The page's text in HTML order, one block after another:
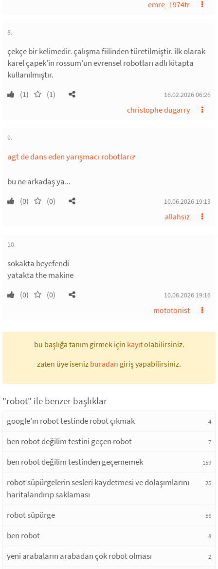
emre_1974tr
8.
çekçe bir kelimedir. çalışma fiilinden türetilmiştir. ilk olarak
karel çapek'in rossum'un evrensel robotları adlı kitapta
kullanılmıştır.
(1) (1) 16.02.2026 06:26
christophe dugarry
9.
agt de dans eden yarışmacı robotlar
bu ne arkadaş ya...
(0) (0) 10.06.2026 19:13
allahsız
10.
sokakta beyefendi
yatakta the makine
(0) (0) 10.06.2026 19:16
mototonist
bu başlığa tanım girmek için kayıtolabilirsiniz.
zaten üye iseniz buradan giriş yapabilirsiniz.
"robot" ile benzer başlıklar
google'ın robot testinde robot çıkmak 4
ben robot değilim testini geçen robot 7
ben robot değilim testinden geçememek 159
robot süpürgelerin sesleri kaydetmesi ve dolaşımlarını
haritalandırıp saklaması
25
robot süpürge 56
ben robot 8
yeni arabaların arabadan çok robot olması 2